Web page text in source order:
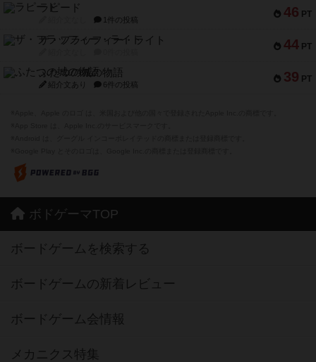
46 PT
ラピード
1件の投稿
44 PT
ザ・フラッフィー・ライト
39 PT
ふたつの城の物語
紹介文あり 6件の投稿
ボドゲーマTOP
ボードゲームを検索する
ボードゲームの新着レビュー
ボードゲーム会情報
メカニクス特集